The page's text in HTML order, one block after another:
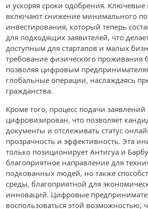
и ускоряя сроки одобрения. Ключевые
включают снижение минимального
инвестирования, который теперь
для подходящих заявителей, что
доступным для стартапов и малых
требование физического проживания
позволяя цифровым
глобальные операции, наслаждаясь
гражданства.
Кроме того, процесс подачи
цифровизирован, что позволяет
документы и отслеживать статус
прозрачность и эффективность. Эта
только позиционирует Антигуа и
благоприятное направление для
подкованных людей, но также
среды, благоприятной для
инноваций. Цифровые
воспользоваться этой возможностью,